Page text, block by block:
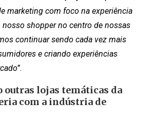
marketing com foco na experiência
shopper no centro de nossas
continuar sendo cada vez mais
e criando experiências
.
outras lojas temáticas da
com a indústria de